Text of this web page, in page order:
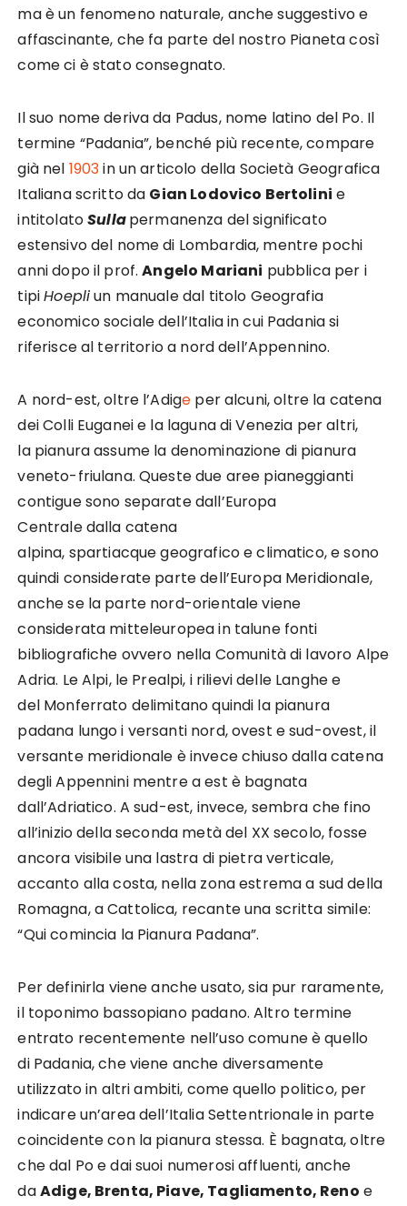
ma è un fenomeno naturale, anche suggestivo e
affascinante, che fa parte del nostro Pianeta così
come ci è stato consegnato.
Il suo nome deriva da Padus, nome latino del Po. Il
termine “Padania”, benché più recente, compare
già nel 1903in un articolo della Società Geografica
Italiana scritto da Gian Lodovico Bertolini e
intitolatoSullapermanenza del significato
estensivo del nome di Lombardia, mentre pochi
anni dopo il prof.Angelo Mariani pubblica per i
tipiHoepliun manuale dal titolo Geografia
economico sociale dell’Italia in cui Padania si
riferisce al territorio a nord dell’Appennino.
A nord-est, oltre l’Adige per alcuni, oltre la catena
dei Colli Euganei e la laguna di Venezia per altri,
la pianura assume la denominazione di pianura
veneto-friulana. Queste due aree pianeggianti
contigue sono separate dall’Europa
Centrale dalla catena
alpina, spartiacque geografico e climatico, e sono
quindi considerate parte dell’Europa Meridionale,
anche se la parte nord-orientale viene
considerata mitteleuropea in talune fonti
bibliografiche ovvero nella Comunità di lavoro Alpe
Adria. Le Alpi, le Prealpi, i rilievi delle Langhe e
del Monferrato delimitano quindi la pianura
padana lungo i versanti nord, ovest e sud-ovest, il
versante meridionale è invece chiuso dalla catena
degli Appennini mentre a est è bagnata
dall’Adriatico. A sud-est, invece, sembra che fino
all’inizio della seconda metà del XX secolo, fosse
ancora visibile una lastra di pietra verticale,
accanto alla costa, nella zona estrema a sud della
Romagna, a Cattolica, recante una scritta simile:
“Qui comincia la Pianura Padana”.
Per definirla viene anche usato, sia pur raramente,
il toponimo bassopiano padano. Altro termine
entrato recentemente nell’uso comune è quello
di Padania, che viene anche diversamente
utilizzato in altri ambiti, come quello politico, per
indicare un’area dell’Italia Settentrionale in parte
coincidente con la pianura stessa. È bagnata, oltre
che dal Po e dai suoi numerosi affluenti, anche
daAdige, Brenta, Piave, Tagliamento, Reno e